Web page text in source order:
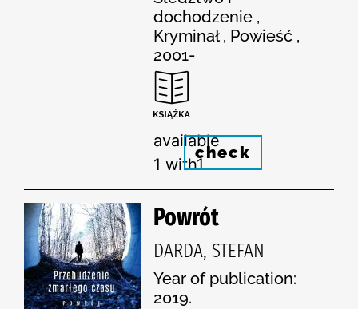
dochodzenie ,
Kryminał , Powieść ,
2001-
available
1 with1
check
Powrót
DARDA, STEFAN
Year of publication:
2019.